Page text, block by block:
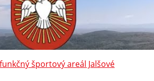
športový areál Jalšové